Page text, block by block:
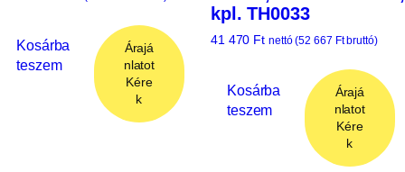
Kosárba
teszem
Árajá
nlatot
Kére
k
kpl. TH0033
41 470 Ft nettó (52 667 Ftbruttó)
Kosárba
teszem
Árajá
nlatot
Kére
k